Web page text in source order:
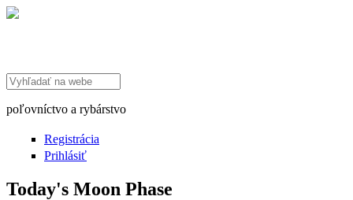
Search this site
poľovníctvo a rybárstvo
Registrácia
Prihlásiť
Today's Moon Phase